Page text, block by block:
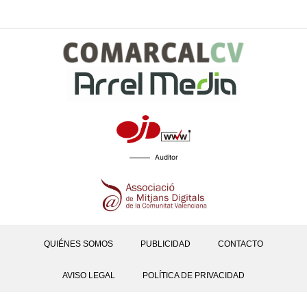
Auditor
QUIÉNES SOMOS PUBLICIDAD CONTACTO
AVISO LEGAL POLÍTICA DE PRIVACIDAD